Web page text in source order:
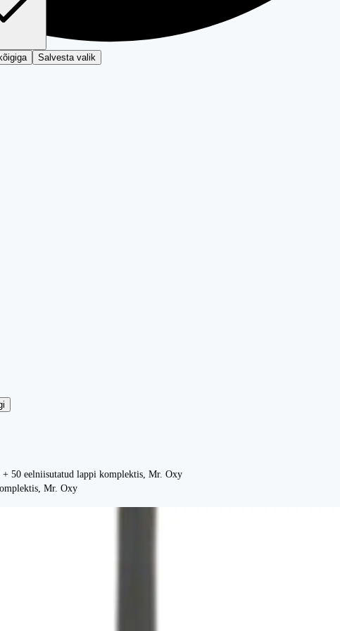
50 eelniisutatud lappi komplektis, Mr. Oxy
Mr. Oxy
Salvesta valik